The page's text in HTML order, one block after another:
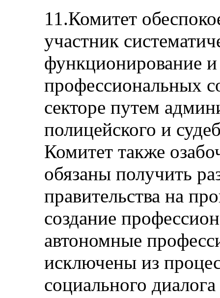
11.Комитет
участник
функционирование
профессиональных
секторе путем
полицейского и
Комитет также
обязаны получить
правительства на
создание
автономные
исключены из
социального